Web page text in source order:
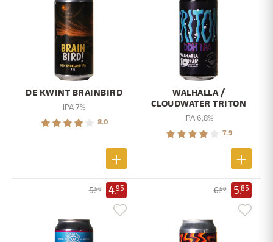
DE KWINT BRAINBIRD
IPA 7%
8.0
WALHALLA /
CLOUDWATER TRITON
IPA 6,8%
7.9
5.50 4.95 6.50 5.85